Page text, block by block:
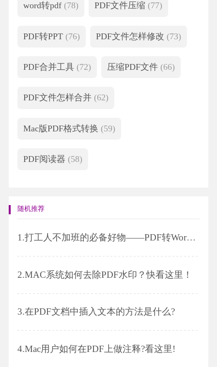
word转pdf (78) PDF文件压缩 (77)
PDF转PPT (76) PDF文件怎样修改 (73)
PDF合并工具 (72) 压缩PDF文件 (66)
PDF文件怎样合并 (62)
Mac版PDF格式转换 (59)
PDF阅读器 (58)
随机推荐
1.打工人不加班的必备好物——PDF转Word，你值得拥有!
2.MAC系统如何去除PDF水印？快看这里！
3.在PDF文档中插入文本的方法是什么?
4.Mac用户如何在PDF上做注释?看这里!